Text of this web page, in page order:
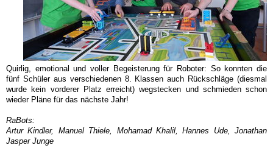
Quirlig, emotional und voller Begeisterung für Roboter: So konnten die
fünf Schüler aus verschiedenen 8. Klassen auch Rückschläge (diesmal
wurde kein vorderer Platz erreicht) wegstecken und schmieden schon
wieder Pläne für das nächste Jahr!
RaBots:
Artur Kindler, Manuel Thiele, Mohamad Khalil, Hannes Ude, Jonathan
Jasper Junge